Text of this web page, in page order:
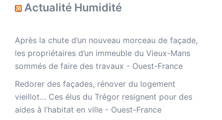
Actualité Humidité
Après la chute d’un nouveau morceau de façade,
les propriétaires d’un immeuble du Vieux-Mans
sommés de faire des travaux - Ouest-France
Redorer des façades, rénover du logement
vieillot… Ces élus du Trégor resignent pour des
aides à l’habitat en ville - Ouest-France